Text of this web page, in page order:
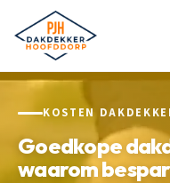
KOSTEN
Goedkope
waarom